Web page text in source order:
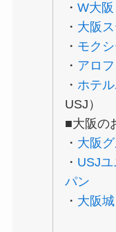
・W大阪
・ 大阪
・ モク
・ アロ
・ホテ
USJ）
■大阪の
・ 大阪
・ USJ
パン
・ 大阪城